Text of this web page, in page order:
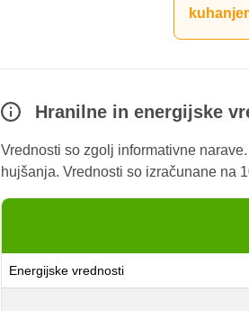
Hranilne in energijske
Vrednosti so zgolj informativne
hujšanja. Vrednosti so izračunane na
Energijske vrednosti